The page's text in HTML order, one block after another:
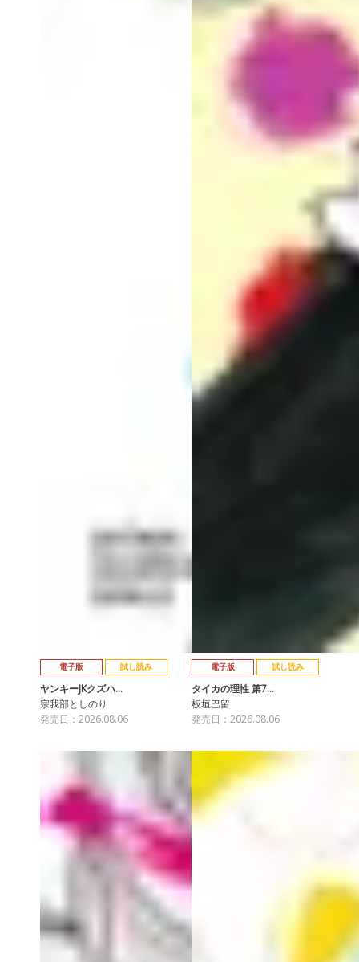
電子版 試し読み
ヤンキーJKクズハ…
宗我部としのり
発売日：2026.08.06
電子版 試し読み
タイカの理性 第7…
板垣巴留
発売日：2026.08.06